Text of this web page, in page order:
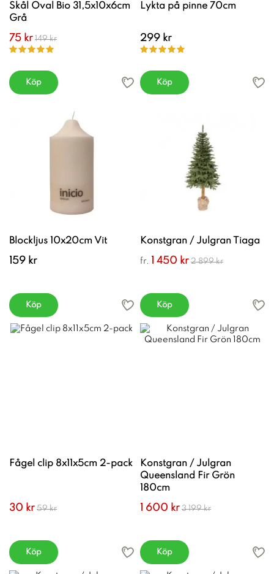
Skål Oval Bio 31,5x10x6cm
Grå
75 kr 149 kr
Köp
Lykta på pinne 70cm
299 kr
Köp
Blockljus 10x20cm Vit
159 kr
Köp
Konstgran / Julgran Tiaga
fr. 1 450 kr 2 899 kr
Köp
Fågel clip 8x11x5cm 2-pack
30 kr 59 kr
Köp
Konstgran / Julgran
Queensland Fir Grön
180cm
1 600 kr 3 199 kr
Köp